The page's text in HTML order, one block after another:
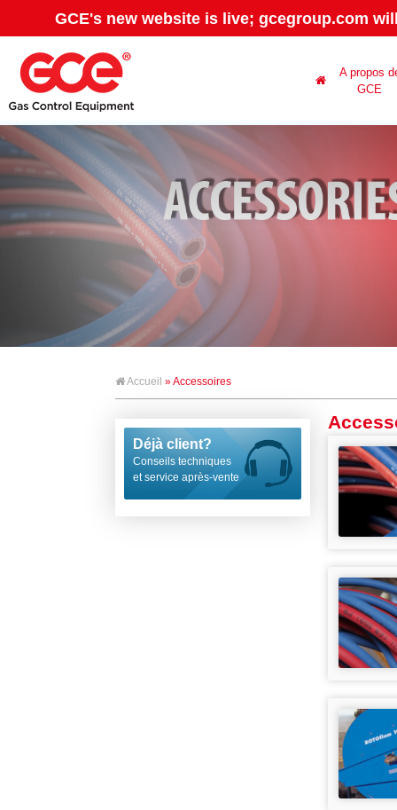
GCE's new website is live; gcegroup.com
A propos
GCE
Accueil » Accessoires
Déjà client?
Conseils techniques
et service après-vente